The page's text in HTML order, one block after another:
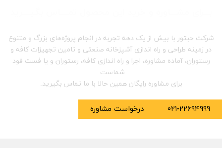
شرکت حبتور با بیش از یک دهه تجربه در انجام پروژه‌های بزرگ و متنوع
در زمینه طراحی و راه اندازی آشپزخانه صنعتی و تامین تجهیزات کافه و
رستوران، آماده مشاوره، اجرا و راه اندازی کافه، رستوران و یا فست فود
شماست.
برای مشاوره رایگان همین حالا با ما تماس بگیرید.
۰۲۱-۲۲۶۹۴۹۹۹ درخواست مشاوره